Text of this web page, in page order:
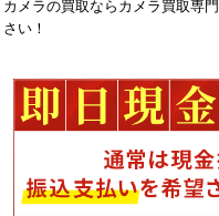
カメラの買取ならカメラ買取専
さい！